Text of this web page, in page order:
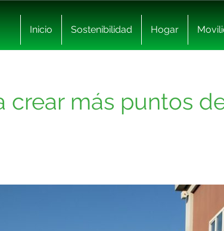
Inicio Sostenibilidad Hogar
crear más puntos